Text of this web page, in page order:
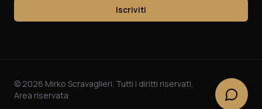
Iscriviti
© 2026 Mirko Scravaglieri. Tutti i diritti riservati.
Area riservata